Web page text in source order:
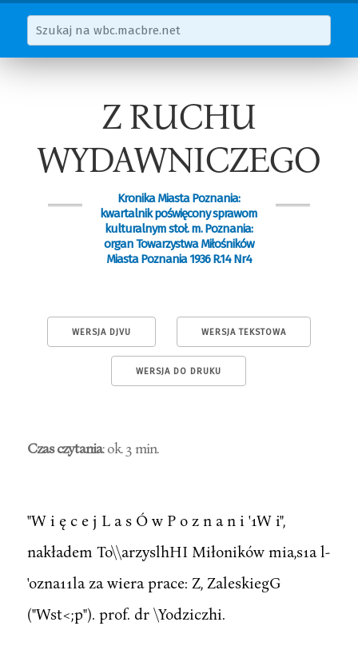
Z RUCHU
WYDAWNICZEGO
Kronika Miasta Poznania:
kwartalnik poświęcony sprawom
kulturalnym stoł. m. Poznania:
organ Towarzystwa Miłośników
Miasta Poznania 1936 R.14 Nr4
WERSJA DJVU WERSJA TEKSTOWA
WERSJA DO DRUKU
Czas czytania: ok. 3 min.
"W i ę c e j L a s Ó w P o z n a n i '1W i",
nakładem To\\arzyslhHI Miłoników mia,s1a l-
'ozna11la za wiera prace: Z, ZaleskiegG
("Wst<;p"). prof. dr \Yodziczhi.